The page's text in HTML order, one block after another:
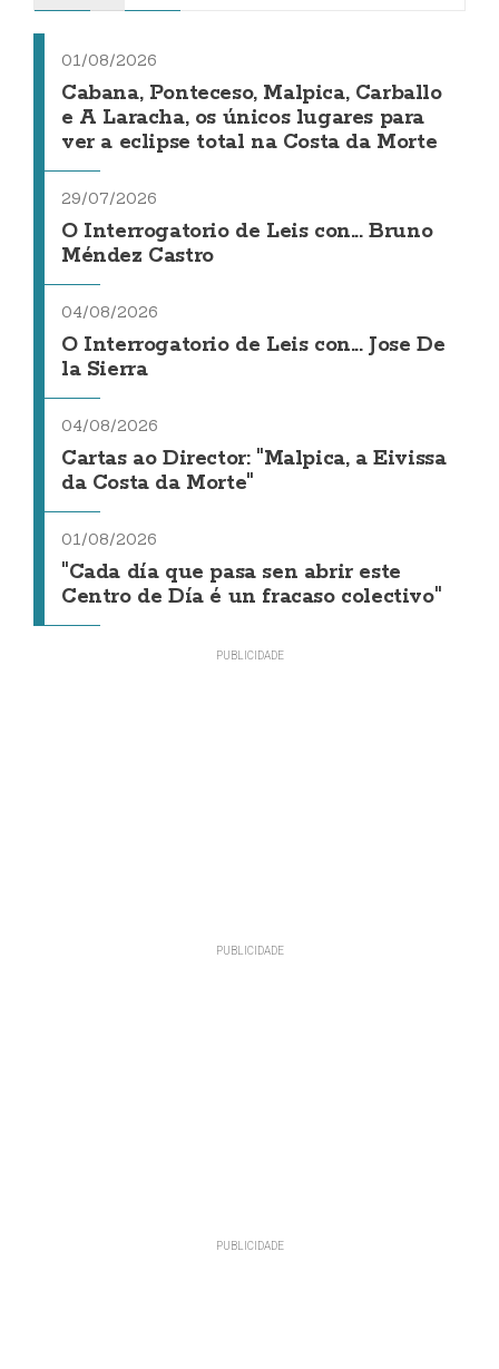
01/08/2026
Cabana, Ponteceso, Malpica, Carballo
e A Laracha, os únicos lugares para
ver a eclipse total na Costa da Morte
29/07/2026
O Interrogatorio de Leis con... Bruno
Méndez Castro
04/08/2026
O Interrogatorio de Leis con... Jose De
la Sierra
04/08/2026
Cartas ao Director: "Malpica, a Eivissa
da Costa da Morte"
01/08/2026
"Cada día que pasa sen abrir este
Centro de Día é un fracaso colectivo"